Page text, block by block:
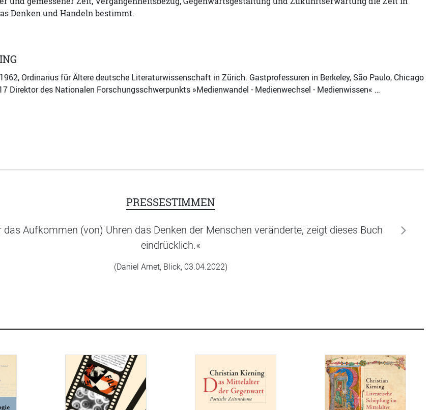
Denken und Handeln bestimmt.
Ordinarius für Ältere deutsche Literaturwissenschaft in Zürich. Gastprofessuren in Berkeley, São Paulo, Chicago
Direktor des Nationalen Forschungsschwerpunkts »Medienwandel - Medienwechsel - Medienwissen« …
PRESSESTIMMEN
das Aufkommen (von) Uhren das Denken der Menschen veränderte, zeigt dieses Buch
eindrücklich.«
(Daniel Arnet, Blick, 03.04.2022)
weiter